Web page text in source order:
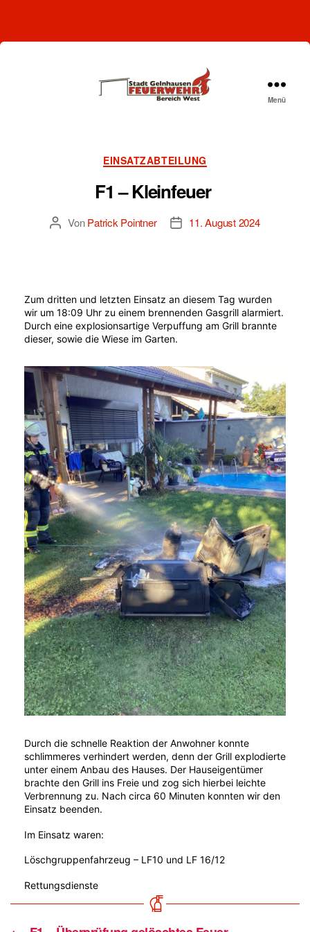
Menü
Kategorien
EINSATZABTEILUNG
F1 – Kleinfeuer
Beitragsautor
VonPatrick Pointner Beitragsdatum
11. August 2024
Zum dritten und letzten Einsatz an diesem Tag wurden
wir um 18:09 Uhr zu einem brennenden Gasgrill alarmiert.
Durch eine explosionsartige Verpuffung am Grill brannte
dieser, sowie die Wiese im Garten.
Durch die schnelle Reaktion der Anwohner konnte
schlimmeres verhindert werden, denn der Grill explodierte
unter einem Anbau des Hauses. Der Hauseigentümer
brachte den Grill ins Freie und zog sich hierbei leichte
Verbrennung zu. Nach circa 60 Minuten konnten wir den
Einsatz beenden.
Im Einsatz waren:
Löschgruppenfahrzeug – LF10 und LF 16/12
Rettungsdienste